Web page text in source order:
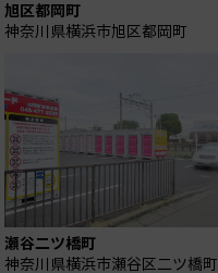
旭区都岡町
神奈川県横浜市旭区都岡町
瀬谷二ツ橋町
神奈川県横浜市瀬谷区二ツ橋町